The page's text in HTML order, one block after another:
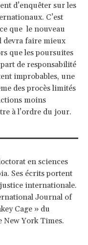
d’enquêter sur les
C’est
que le nouveau
devra faire mieux
que les poursuites
de responsabilité
improbables, une
des procès limités
moins
à l’ordre du jour.
en sciences
Ses écrits portent
internationale.
Journal of
Cage » du
New York Times.